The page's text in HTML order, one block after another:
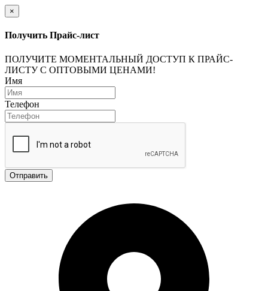
×
Получить Прайс-лист
ПОЛУЧИТЕ МОМЕНТАЛЬНЫЙ ДОСТУП К ПРАЙС-
ЛИСТУ С ОПТОВЫМИ ЦЕНАМИ!
Имя
Телефон
Отправить